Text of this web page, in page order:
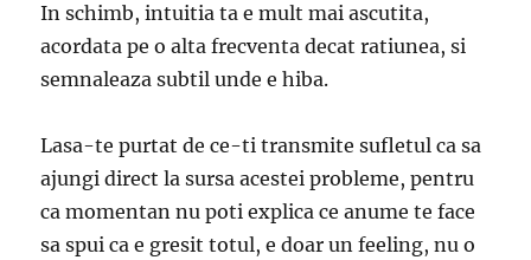
In schimb, intuitia ta e mult mai ascutita,
acordata pe o alta frecventa decat ratiunea, si
semnaleaza subtil unde e hiba.
Lasa-te purtat de ce-ti transmite sufletul ca sa
ajungi direct la sursa acestei probleme, pentru
ca momentan nu poti explica ce anume te face
sa spui ca e gresit totul, e doar un feeling, nu o